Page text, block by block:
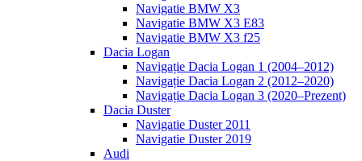
Navigatie BMW X3
Navigatie BMW X3 E83
Navigatie BMW X3 f25
Dacia Logan
Navigație Dacia Logan 1 (2004–2012)
Navigație Dacia Logan 2 (2012–2020)
Navigație Dacia Logan 3 (2020–Prezent)
Dacia Duster
Navigatie Duster 2011
Navigatie Duster 2019
Audi